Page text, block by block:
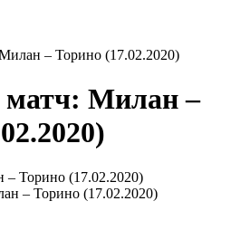
– Торино (17.02.2020)
матч: Милан –
– Торино (17.02.2020)